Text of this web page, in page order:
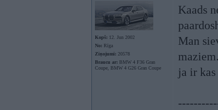
Kopš: 12. Jun 2002
No: Rīga
Ziņojumi: 20578
Braucu ar: BMW 4 F36 Gran
Coupe, BMW 4 G26 Gran Coupe
Kaads
Man
ja ir